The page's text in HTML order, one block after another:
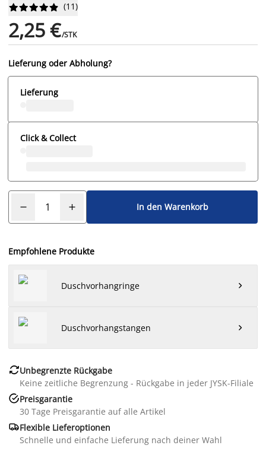





 (11)
2,25 €/STK
Lieferung oder Abholung?
Lieferung
Click & Collect
In den Warenkorb
Empfohlene Produkte
Duschvorhangringe 
Duschvorhangstangen 
Unbegrenzte Rückgabe
Keine zeitliche Begrenzung - Rückgabe in jeder JYSK-Filiale
Preisgarantie
30 Tage Preisgarantie auf alle Artikel
Flexible Lieferoptionen
Schnelle und einfache Lieferung nach deiner Wahl